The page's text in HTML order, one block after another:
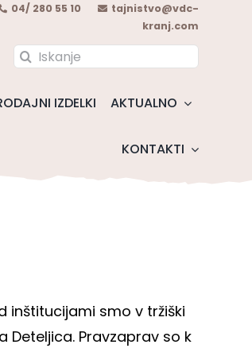
04/ 280 55 10
tajnistvo@vdc-
kranj.com
Search
IZDELKI AKTUALNO
KONTAKTI
inštitucijami smo v tržiški
Deteljica. Pravzaprav so k